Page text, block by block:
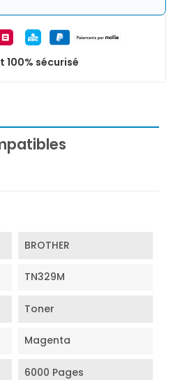
100% sécurisé
BROTHER
TN329M
Toner
Magenta
6000 Pages